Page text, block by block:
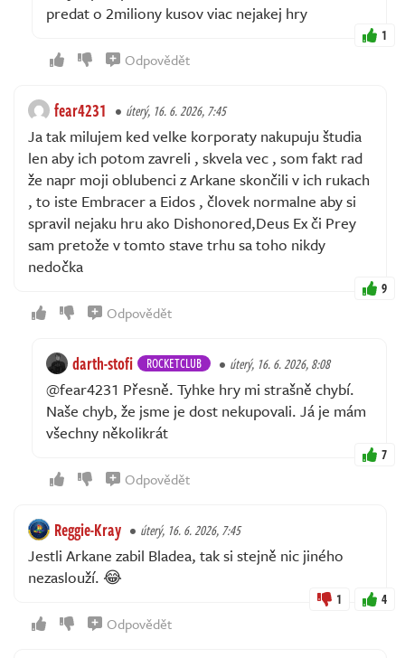
predat o 2miliony kusov viac nejakej hry
1
Odpovědět
fear4231 úterý, 16. 6. 2026, 7:45
Ja tak milujem ked velke korporaty nakupuju študia
len aby ich potom zavreli , skvela vec , som fakt rad
že napr moji oblubenci z Arkane skončili v ich rukach
, to iste Embracer a Eidos , človek normalne aby si
spravil nejaku hru ako Dishonored,Deus Ex či Prey
sam pretože v tomto stave trhu sa toho nikdy
nedočka
9
Odpovědět
darth-stofi ROCKETCLUB úterý, 16. 6. 2026, 8:08
@fear4231 Přesně. Tyhke hry mi strašně chybí.
Naše chyb, že jsme je dost nekupovali. Já je mám
všechny několikrát
7
Odpovědět
Reggie-Kray úterý, 16. 6. 2026, 7:45
Jestli Arkane zabil Bladea, tak si stejně nic jiného
nezaslouží. 😂
1 4
Odpovědět